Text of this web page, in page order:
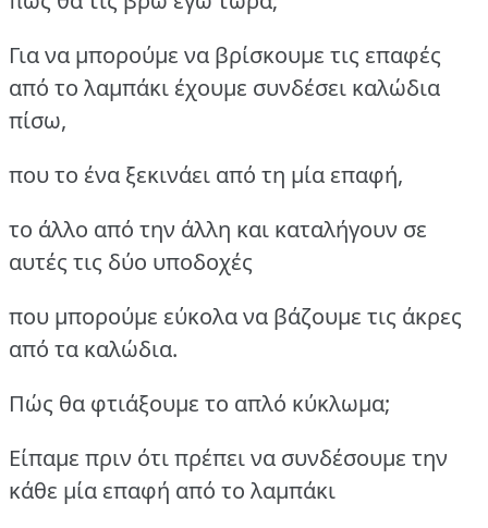
Για να μπορούμε να βρίσκουμε τις επαφές
από το λαμπάκι έχουμε συνδέσει καλώδια
πίσω,
που το ένα ξεκινάει από τη μία επαφή,
το άλλο από την άλλη και καταλήγουν σε
αυτές τις δύο υποδοχές
που μπορούμε εύκολα να βάζουμε τις άκρες
από τα καλώδια.
Πώς θα φτιάξουμε το απλό κύκλωμα;
Είπαμε πριν ότι πρέπει να συνδέσουμε την
κάθε μία επαφή από το λαμπάκι